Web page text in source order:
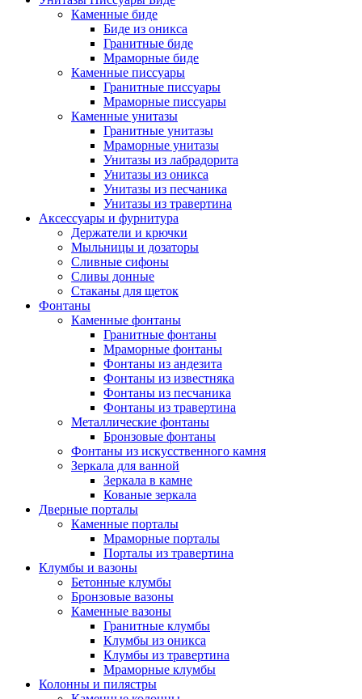
Каменные биде
Биде из оникса
Гранитные биде
Мраморные биде
Каменные писсуары
Гранитные писсуары
Мраморные писсуары
Каменные унитазы
Гранитные унитазы
Мраморные унитазы
Унитазы из лабрадорита
Унитазы из оникса
Унитазы из песчаника
Унитазы из травертина
Аксессуары и фурнитура
Держатели и крючки
Мыльницы и дозаторы
Сливные сифоны
Сливы донные
Стаканы для щеток
Фонтаны
Каменные фонтаны
Гранитные фонтаны
Мраморные фонтаны
Фонтаны из андезита
Фонтаны из известняка
Фонтаны из песчаника
Фонтаны из травертина
Металлические фонтаны
Бронзовые фонтаны
Фонтаны из искусственного камня
Зеркала для ванной
Зеркала в камне
Кованые зеркала
Дверные порталы
Каменные порталы
Мраморные порталы
Порталы из травертина
Клумбы и вазоны
Бетонные клумбы
Бронзовые вазоны
Каменные вазоны
Гранитные клумбы
Клумбы из оникса
Клумбы из травертина
Мраморные клумбы
Колонны и пилястры